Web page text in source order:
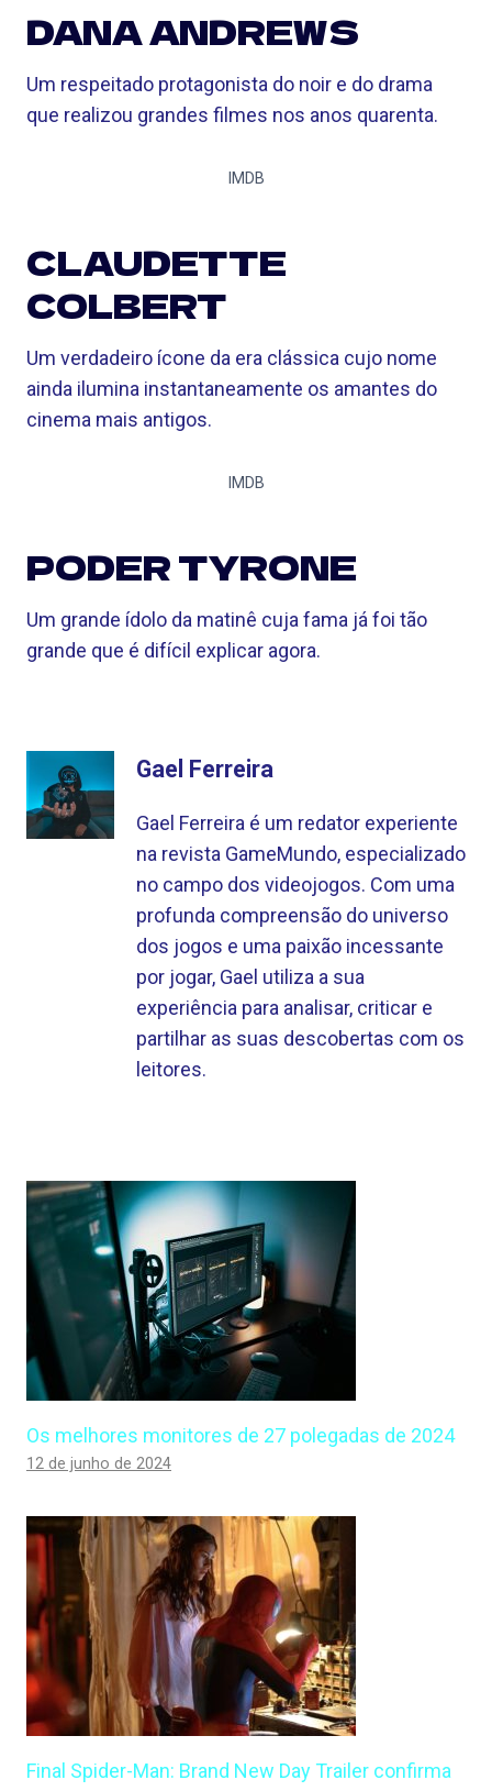
DANA ANDREWS
Um respeitado protagonista do noir e do drama
que realizou grandes filmes nos anos quarenta.
IMDB
CLAUDETTE
COLBERT
Um verdadeiro ícone da era clássica cujo nome
ainda ilumina instantaneamente os amantes do
cinema mais antigos.
IMDB
PODER TYRONE
Um grande ídolo da matinê cuja fama já foi tão
grande que é difícil explicar agora.
Gael Ferreira
Gael Ferreira é um redator experiente
na revista GameMundo, especializado
no campo dos videojogos. Com uma
profunda compreensão do universo
dos jogos e uma paixão incessante
por jogar, Gael utiliza a sua
experiência para analisar, criticar e
partilhar as suas descobertas com os
leitores.
Os melhores monitores de 27 polegadas de 2024
12 de junho de 2024
Final Spider-Man: Brand New Day Trailer confirma